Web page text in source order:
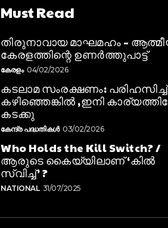
Must Read
തിരുനാവായ മാഘമഹം –
കേരളത്തിന്റെ ഉണർത്തുപാട്ട്
കേരളം 04/02/2026
കടലാമ സംരക്ഷണം: പരിഹസിച്ച്
കഴിഞ്ഞെങ്കിൽ ,ഇനി
കടക്കു
കേന്ദ്ര പദ്ധതികൾ 03/02/2026
Who Holds the Kill Switch? /
ആരുടെ കൈയ്യിലാണ് ‘കിൽ
സ്വിച്ച്’ ?
NATIONAL 31/07/2025